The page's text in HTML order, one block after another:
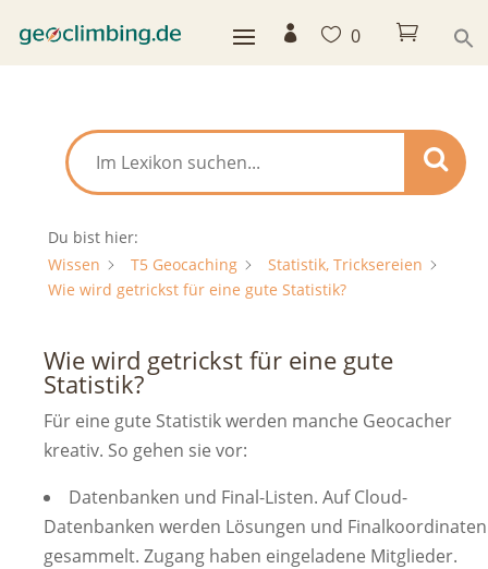
  0 
Du bist hier:
Wissen
T5 Geocaching
Statistik, Tricksereien
Wie wird getrickst für eine gute Statistik?
Wie wird getrickst für eine gute
Statistik?
Für eine gute Statistik werden manche Geocacher
kreativ. So gehen sie vor:
Datenbanken und Final-Listen. Auf Cloud-
Datenbanken werden Lösungen und Finalkoordinaten
gesammelt. Zugang haben eingeladene Mitglieder.